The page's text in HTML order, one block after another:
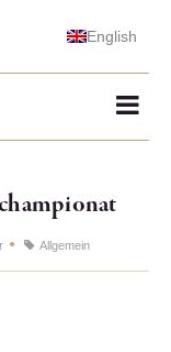
English
Allgemein